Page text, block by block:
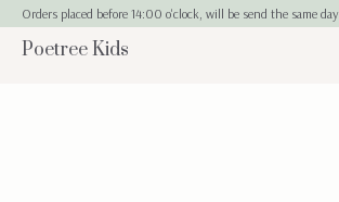
Orders placed before 14:00 o'clock, will be send the same day
Poetree Kids